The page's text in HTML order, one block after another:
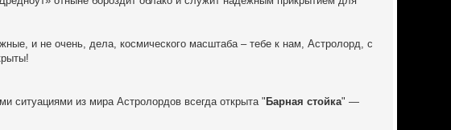
и не очень, дела, космического масштаба – тебе к нам, Астролорд, с
из мира Астролордов всегда открыта " Барная стойка" —